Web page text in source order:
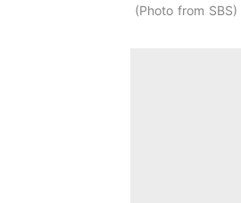
Photo from SBS